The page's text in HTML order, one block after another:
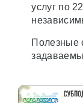
услуг по
Полезные